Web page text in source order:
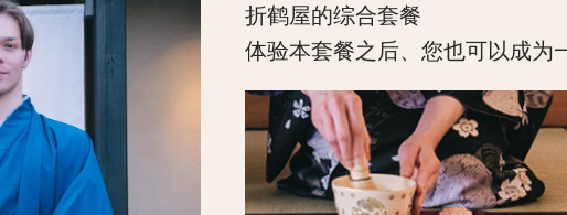
折鹤屋的综合套餐
体验本套餐之后、您也可以成为